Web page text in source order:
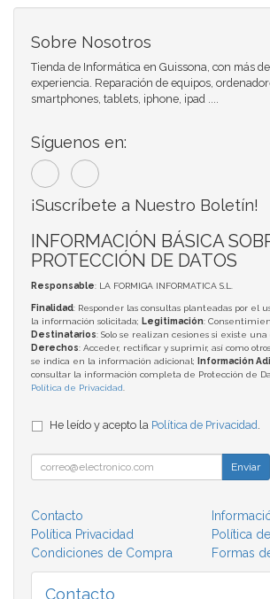
Sobre Nosotros
Tienda de Informática en Guissona, con más
experiencia. Reparación de equipos,
smartphones, tablets, iphone, ipad ....
Síguenos en:
¡Suscríbete a Nuestro Boletín!
INFORMACIÓN BÁSICA
PROTECCIÓN DE DATOS
Responsable: LA FORMIGA INFORMATICA S.L.
Finalidad: Responder las consultas planteadas por el
la información solicitada; Legitimación:
Destinatarios: Solo se realizan cesiones si existe
Derechos: Acceder, rectificar y suprimir, así como
se indica en la información adicional;
Información
consultar la información completa de Protección de
Política de Privacidad
He leído y acepto la Política de Privacidad
Enviar
Contacto
Política Privacidad
Política
Condiciones de Compra
Formas
Contacto